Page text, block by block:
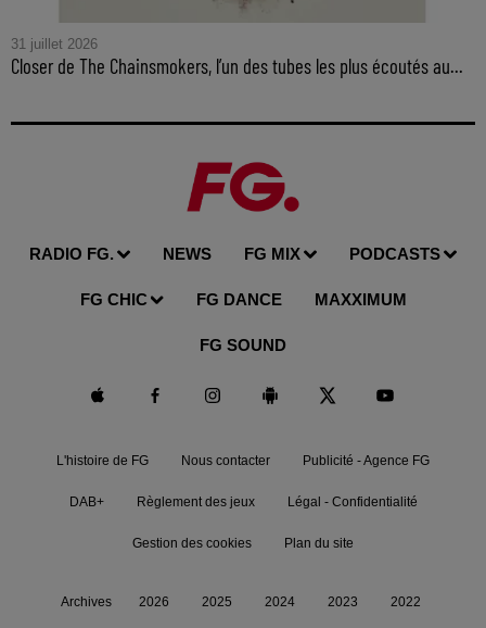
31 juillet 2026
Closer de The Chainsmokers, l’un des tubes les plus écoutés au...
RADIO FG. NEWS FG MIX PODCASTS
FG CHIC FG DANCE MAXXIMUM
FG SOUND
L'histoire de FG Nous contacter Publicité - Agence FG
DAB+ Règlement des jeux Légal - Confidentialité
Gestion des cookies Plan du site
Archives 2026 2025 2024 2023 2022